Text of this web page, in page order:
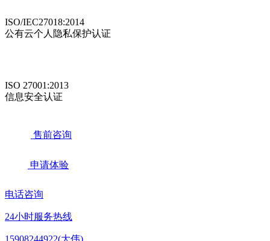
ISO/IEC27018:2014
公有云个人隐私保护认证
ISO 27001:2013
信息安全认证
售前咨询
申请体验
电话咨询
24小时服务热线
15908244922(大伟)